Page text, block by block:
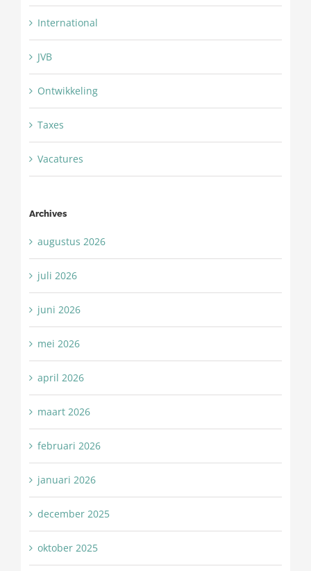
International
JVB
Ontwikkeling
Taxes
Vacatures
Archives
augustus 2026
juli 2026
juni 2026
mei 2026
april 2026
maart 2026
februari 2026
januari 2026
december 2025
oktober 2025